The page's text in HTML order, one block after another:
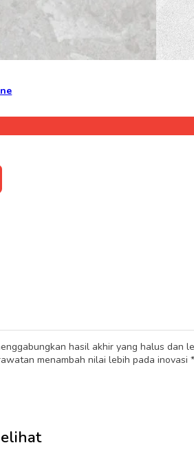
hasil akhir yang halus dan
menambah nilai lebih pada inovasi